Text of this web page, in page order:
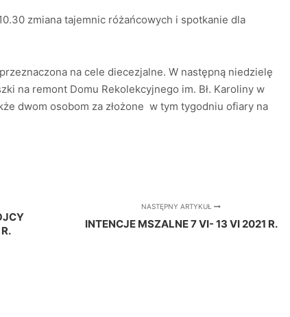
zmiana tajemnic różańcowych i spotkanie dla
na cele diecezjalne. W następną niedzielę
na remont Domu Rekolekcyjnego im. Bł. Karoliny w
dwom osobom za złożone w tym tygodniu ofiary na
NASTĘPNY ARTYKUŁ
INTENCJE MSZALNE 7 VI- 13 VI 2021 R.